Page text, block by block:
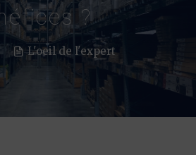
?
L'oeil de l'expert